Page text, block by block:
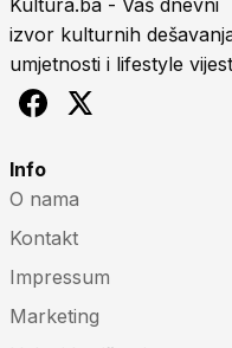
izvor kulturnih
umjetnosti i lifestyle
Info
O nama
Kontakt
Impressum
Marketing